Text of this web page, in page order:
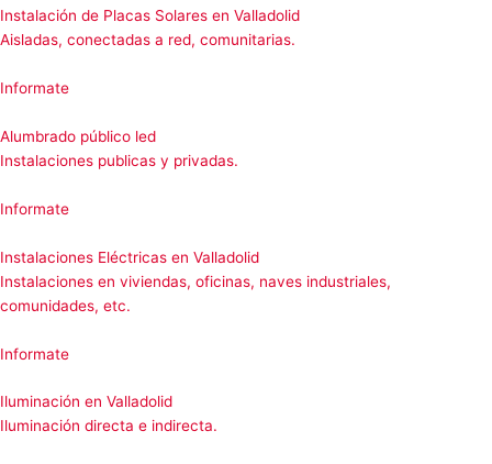
Instalación de Placas Solares en Valladolid
Aisladas, conectadas a red, comunitarias.
Informate
Alumbrado público led
Instalaciones publicas y privadas.
Informate
Instalaciones Eléctricas en Valladolid
Instalaciones en viviendas, oficinas, naves industriales,
comunidades, etc.
Informate
Iluminación en Valladolid
Iluminación directa e indirecta.